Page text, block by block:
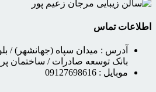
اطلاعات تماس
آدرس : میدان سپاه (جهانشهر) /
بانک توسعه صادرات / ساختمان پروتون /
موبایل : 09127698616